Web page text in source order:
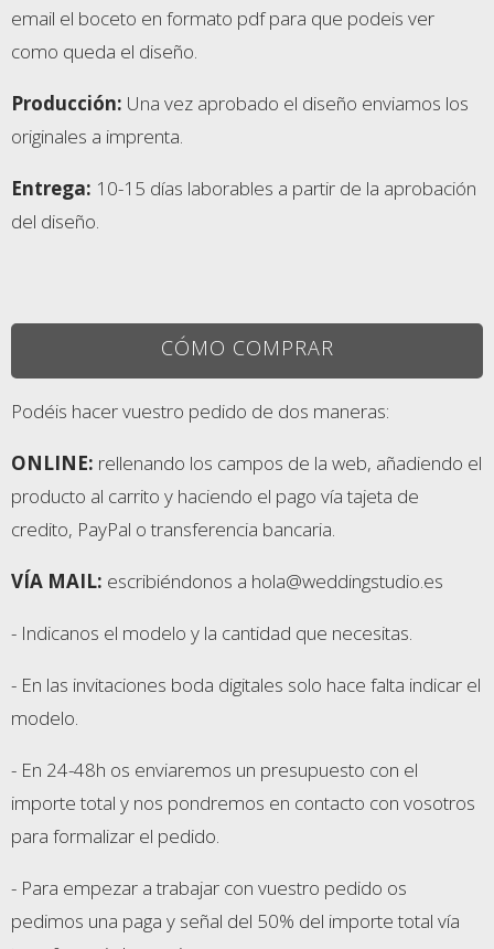
email el boceto en formato pdf para que podeis ver
como queda el diseño.
Producción: Una vez aprobado el diseño enviamos los
originales a imprenta.
Entrega: 10-15 días laborables a partir de la aprobación
del diseño.
CÓMO COMPRAR
Podéis hacer vuestro pedido de dos maneras:
ONLINE: rellenando los campos de la web, añadiendo el
producto al carrito y haciendo el pago vía tajeta de
credito, PayPal o transferencia bancaria.
VÍA MAIL: escribiéndonos a hola@weddingstudio.es
- Indicanos el modelo y la cantidad que necesitas.
- En las invitaciones boda digitales solo hace falta indicar el
modelo.
- En 24-48h os enviaremos un presupuesto con el
importe total y nos pondremos en contacto con vosotros
para formalizar el pedido.
- Para empezar a trabajar con vuestro pedido os
pedimos una paga y señal del 50% del importe total vía